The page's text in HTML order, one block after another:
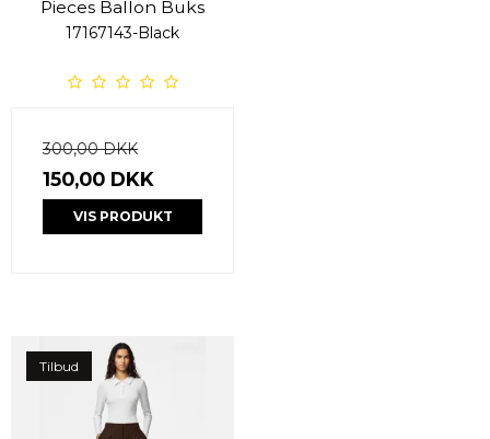
Pieces Ballon Buks
17167143-Black
300,00 DKK
150,00 DKK
VIS PRODUKT
Tilbud